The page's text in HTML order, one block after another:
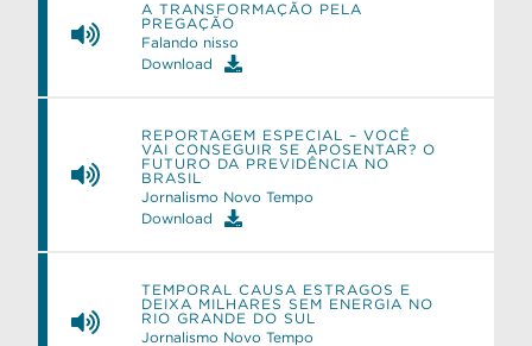
A TRANSFORMAÇÃO PELA
PREGAÇÃO
Falando nisso
Download
REPORTAGEM ESPECIAL – VOCÊ
VAI CONSEGUIR SE APOSENTAR? O
FUTURO DA PREVIDÊNCIA NO
BRASIL
Jornalismo Novo Tempo
Download
TEMPORAL CAUSA ESTRAGOS E
DEIXA MILHARES SEM ENERGIA NO
RIO GRANDE DO SUL
Jornalismo Novo Tempo